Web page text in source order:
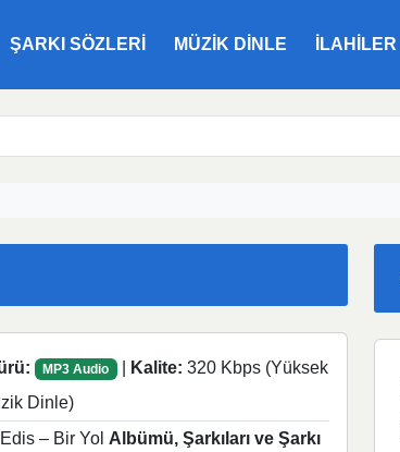
ŞARKI SÖZLERI MÜZIK DINLE ILAHILER
MP3 Audio Kalite: 320 Kbps (Yüksek
Dinle)
Edis – Bir Yol Albümü, Şarkıları ve Şarkı